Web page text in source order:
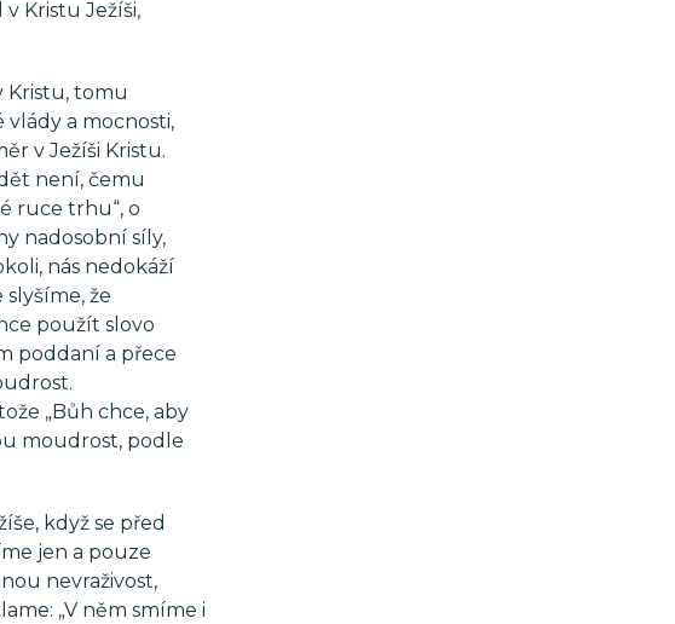
Kristu Ježíši,
Kristu, tomu
a mocnosti,
v Ježíši Kristu.
není, čemu
ruce trhu“, o
nadosobní síly,
nás nedokáží
že
použít slovo
poddaní a přece
„Bůh chce, aby
moudrost, podle
když se před
jen a pouze
nevraživost,
„V něm smíme i